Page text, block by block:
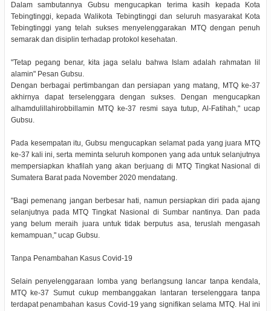
Dalam sambutannya Gubsu mengucapkan terima kasih kepada Kota
Tebingtinggi, kepada Walikota Tebingtinggi dan seluruh masyarakat Kota
Tebingtinggi yang telah sukses menyelenggarakan MTQ dengan penuh
semarak dan disiplin terhadap protokol kesehatan.
"Tetap pegang benar, kita jaga selalu bahwa Islam adalah rahmatan lil
alamin" Pesan Gubsu.
Dengan berbagai pertimbangan dan persiapan yang matang, MTQ ke-37
akhirnya dapat terselenggara dengan sukses. Dengan mengucapkan
alhamdulillahirobbillamin MTQ ke-37 resmi saya tutup, Al-Fatihah," ucap
Gubsu.
Pada kesempatan itu, Gubsu mengucapkan selamat pada yang juara MTQ
ke-37 kali ini, serta meminta seluruh komponen yang ada untuk selanjutnya
mempersiapkan khafilah yang akan berjuang di MTQ Tingkat Nasional di
Sumatera Barat pada November 2020 mendatang.
"Bagi pemenang jangan berbesar hati, namun persiapkan diri pada ajang
selanjutnya pada MTQ Tingkat Nasional di Sumbar nantinya. Dan pada
yang belum meraih juara untuk tidak berputus asa, teruslah mengasah
kemampuan," ucap Gubsu.
Tanpa Penambahan Kasus Covid-19
Selain penyelenggaraan lomba yang berlangsung lancar tanpa kendala,
MTQ ke-37 Sumut cukup membanggakan lantaran terselenggara tanpa
terdapat penambahan kasus Covid-19 yang signifikan selama MTQ. Hal ini